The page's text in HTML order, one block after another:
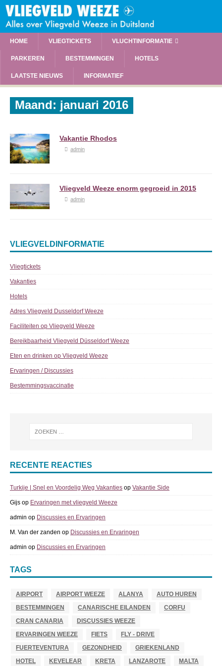
HOME VLIEGTICKETS VLUCHTINFORMATIE
PARKEREN BESTEMMINGEN HOTELS
LAATSTE NIEUWS INFORMATIEF
Maand: januari 2016
Vakantie Rhodos
admin
Vliegveld Weeze enorm gegroeid in 2015
admin
VLIEGVELDINFORMATIE
Vliegtickets
Vakanties
Hotels
Adres Vliegveld Dusseldorf Weeze
Faciliteiten op Vliegveld Weeze
Bereikbaarheid Vliegveld Düsseldorf Weeze
Eten en drinken op Vliegveld Weeze
Ervaringen / Discussies
Bestemmingsvaccinatie
RECENTE REACTIES
Turkije | Snel en Voordelig Weg Vakanties op Vakantie Side
Gijs op Ervaringen met vliegveld Weeze
admin op Discussies en Ervaringen
M. Van der zanden op Discussies en Ervaringen
admin op Discussies en Ervaringen
TAGS
AIRPORT AIRPORT WEEZE ALANYA
AUTO HUREN
BESTEMMINGEN
CANARISCHE EILANDEN
CORFU
CRAN CANARIA
DISCUSSIES WEEZE
ERVARINGEN WEEZE
FIETS
FLY - DRIVE
FUERTEVENTURA
GEZONDHEID
GRIEKENLAND
HOTEL
KEVELEAR KRETA LANZAROTE MALTA